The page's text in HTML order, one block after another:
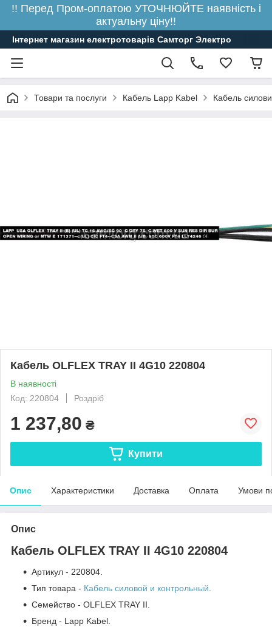
!! Перед Пром-оплатою УТОЧНЮЙТЕ наявність і
актуальну ціну!!
Інтернет магазин електротоварів Самторг Электро
Товари та послуги Кабель Lapp Kabel Кабель
Кабель OLFLEX TRAY II 4G10 220804
В наявності
Код: 220804
Роздріб
1 237,80 ₴
Купити
Опис Характеристики Доставка Оплата Умови
Опис
Кабель OLFLEX TRAY II 4G10 220804
Артикул - 220804.
Тип товара - Кабель силовой и контрольный.
Семейство - OLFLEX TRAY II.
Бренд - Lapp Kabel.